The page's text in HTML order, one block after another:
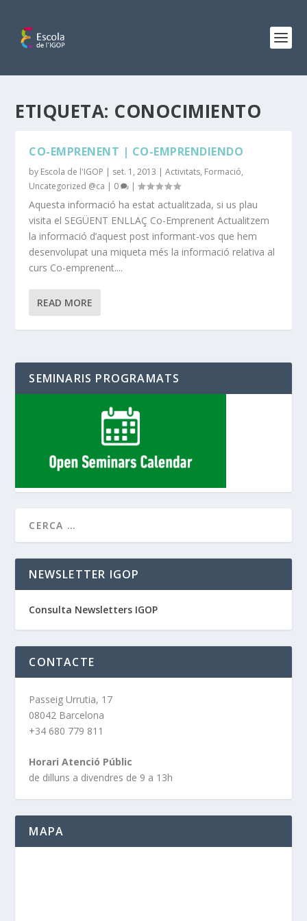
ETIQUETA: CONOCIMIENTO
CO-EMPRENENT | CO-EMPRENDIENDO
by Escola de l'IGOP | set. 1, 2013 |Activitats, Formació,
Uncategorized @ca | 0 |
Aquesta informació ha estat actualitzada, si us plau
visita el SEGÜENT ENLLAÇ Co-Emprenent Actualitzem
la informació d’aquest post informant-vos que hem
desenvolupat una miqueta més la informació relativa al
curs Co-emprenent....
READ MORE
SEMINARIS PROGRAMATS
NEWSLETTER IGOP
Consulta Newsletters IGOP
CONTACTE
Passeig Urrutia, 17
08042 Barcelona
+34 680 779 811
Horari Atenció Públic
de dilluns a divendres de 9 a 13h
MAPA